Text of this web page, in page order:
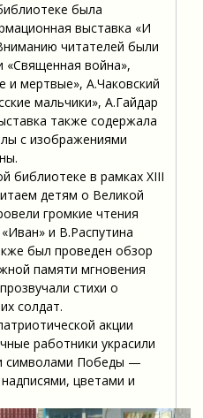
была
выставка «И
читателей были
«Священная война»,
мертвые», А.Чаковский
мальчики», А.Гайдар
также содержала
с изображениями
библиотеке в рамках XIII
детям о Великой
громкие чтения
и В.Распутина
был проведен обзор
памяти мгновения
стихи о
солдат.
акции
работники украсили
символами Победы —
цветами и